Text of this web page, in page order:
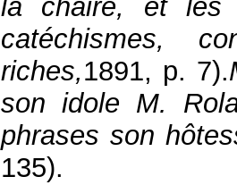
la chaire, et les
catéchismes,
riches,1891, p. 7).
son idole M.
phrases son
135).